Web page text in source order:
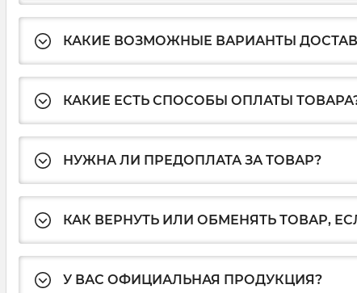
КАКИЕ ВОЗМОЖНЫЕ ВАРИАНТЫ
КАКИЕ ЕСТЬ СПОСОБЫ ОПЛАТЫ
НУЖНА ЛИ ПРЕДОПЛАТА ЗА ТОВАР?
КАК ВЕРНУТЬ ИЛИ ОБМЕНЯТЬ ТОВАР,
У ВАС ОФИЦИАЛЬНАЯ ПРОДУКЦИЯ?